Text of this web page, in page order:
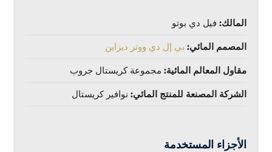
المالك: فيل دي بوتو
المصمم المائي: بي إل دي ووتر ديزاين
مقاول المعالم المائية: مجموعة كريستال جروب
الشركة المصنعة للمنتج المائي: نوافير كريستال
الأجزاء المستخدمة